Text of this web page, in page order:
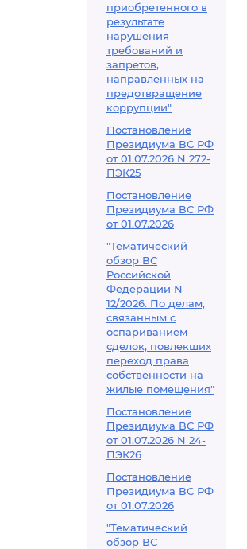
приобретенного в
результате
нарушения
требований и
запретов,
направленных на
предотвращение
коррупции"
Постановление
Президиума ВС РФ
от 01.07.2026 N 272-
ПЭК25
Постановление
Президиума ВС РФ
от 01.07.2026
"Тематический
обзор ВС
Российской
Федерации N
12/2026. По делам,
связанным с
оспариванием
сделок, повлекших
переход права
собственности на
жилые помещения"
Постановление
Президиума ВС РФ
от 01.07.2026 N 24-
ПЭК26
Постановление
Президиума ВС РФ
от 01.07.2026
"Тематический
обзор ВС